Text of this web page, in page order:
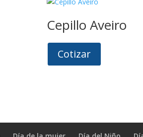
Cepillo Aveiro
Cotizar